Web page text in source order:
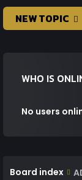
NEW TOPIC
WHO IS
No users
Board index